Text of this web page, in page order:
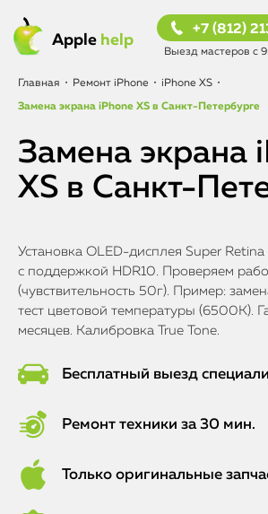
Apple help
+7 (812)
Выезд мастеров с
Главная • Ремонт iPhone • iPhone XS •
Замена экрана iPhone XS в Санкт-Петербурге
Замена экрана
XS в Санкт-
Установка OLED-дисплея Super Retina
с поддержкой HDR10. Проверяем
(чувствительность 50г). Пример:
тест цветовой температуры (6500K).
месяцев. Калибровка True Tone.
Бесплатный выезд
Ремонт техники за 30 мин.
Только оригинальные